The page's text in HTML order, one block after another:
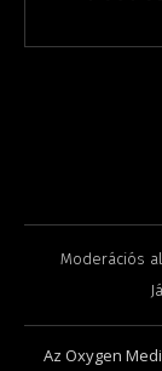
Moderációs
Az Oxygen